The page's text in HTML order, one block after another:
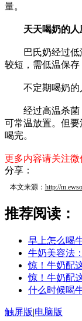
量。
天天喝奶的人
巴氏奶经过低温
较短，需低温保存
不定期喝奶的
经过高温杀菌，
可常温放置。但
喝完。
更多内容请关注微
分享：
本文来源： http://
推荐阅读：
早上怎么喝
牛奶美容法
惊！牛奶配
惊！牛奶配
什么时候喝
触屏版|电脑版